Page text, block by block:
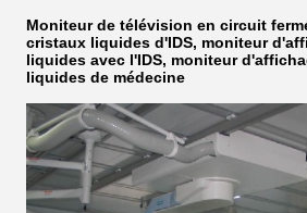
Moniteur de télévision en circuit
cristaux liquides d'IDS, moniteur
liquides avec l'IDS, moniteur
liquides de médecine